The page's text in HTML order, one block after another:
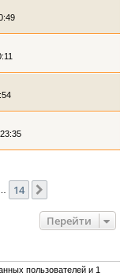
14
Перейти
пользователей и 1